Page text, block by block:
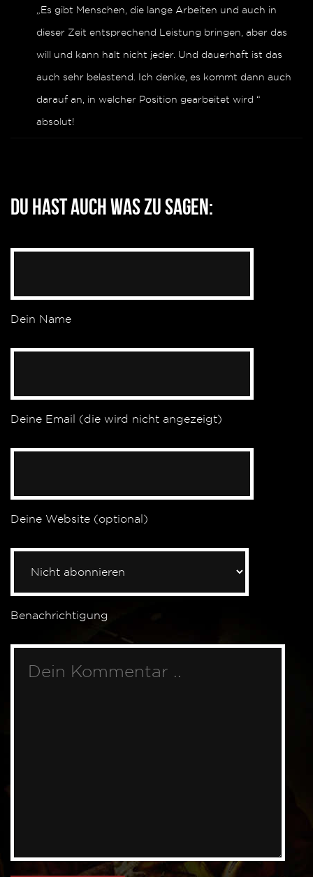
„Es gibt Menschen, die lange Arbeiten und auch in
dieser Zeit entsprechend Leistung bringen, aber das
will und kann halt nicht jeder. Und dauerhaft ist das
auch sehr belastend. Ich denke, es kommt dann auch
darauf an, in welcher Position gearbeitet wird “
absolut!
Du hast auch was zu sagen:
Dein Name
Deine Email (die wird nicht angezeigt)
Deine Website (optional)
Benachrichtigung